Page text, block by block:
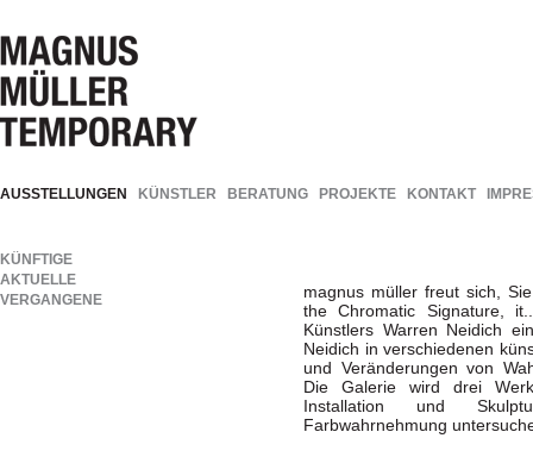
AUSSTELLUNGEN KÜNSTLER BERATUNG PROJEKTE KONTAKT
KÜNFTIGE
AKTUELLE
VERGANGENE
magnus müller freut sich,
the Chromatic Signature,
Künstlers Warren Neidich
Neidich in verschiedenen
und Veränderungen von
Die Galerie wird drei
Installation und
Farbwahrnehmung